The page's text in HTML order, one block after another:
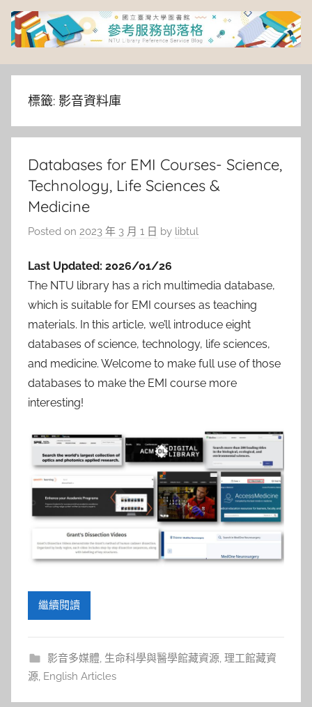
Skip
content
臺
灣
大
學
圖
書
館
參
考
服
部
落
格
標籤: 影音資料庫
Databases for EMI Courses- Science,
Technology, Life Sciences &
Medicine
Posted on 2023 年 3 月 1 日 by libtul
Last Updated: 2026/01/26
The NTU library has a rich multimedia database,
which is suitable for EMI courses as teaching
materials. In this article, we’ll introduce eight
databases of science, technology, life sciences,
and medicine. Welcome to make full use of those
databases to make the EMI course more
interesting!
繼續閱讀
影音多媒體, 生命科學與醫學館藏資源, 理工館藏資
源, English Articles